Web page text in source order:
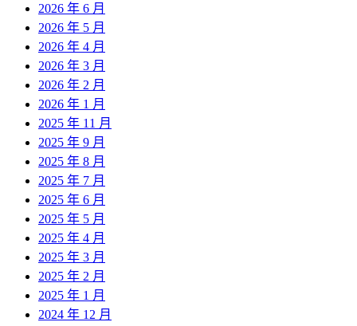
2026 年 6 月
2026 年 5 月
2026 年 4 月
2026 年 3 月
2026 年 2 月
2026 年 1 月
2025 年 11 月
2025 年 9 月
2025 年 8 月
2025 年 7 月
2025 年 6 月
2025 年 5 月
2025 年 4 月
2025 年 3 月
2025 年 2 月
2025 年 1 月
2024 年 12 月